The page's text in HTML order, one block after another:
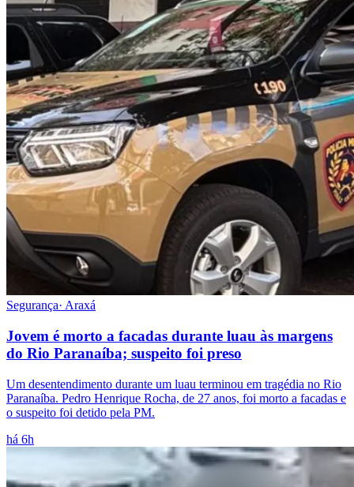
Segurança· Araxá
Jovem é morto a facadas durante luau às margens
do Rio Paranaíba; suspeito foi preso
Um desentendimento durante um luau terminou em tragédia no Rio
Paranaíba. Pedro Henrique Rocha, de 27 anos, foi morto a facadas e
o suspeito foi detido pela PM.
há 6h